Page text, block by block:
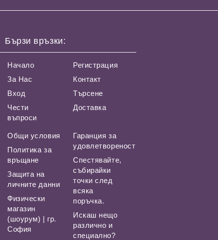
Бързи връзки:
Начало
За Нас
Вход
Чести
въпроси
Регистрация
Контакт
Търсене
Доставка
Общи условия
Политика за
връщане
Защита на
личните данни
Физически
магазин
(шоурум) | гр.
София
Гаранция за
удовлетвореност
Спестявайте,
събирайки
точки след
всяка
поръчка.
Искаш нещо
различно и
специално?